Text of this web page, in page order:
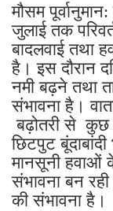
मौसम
जुलाई तक
बादलवाई तथा
है। इस दौरान
नमी बढ़ने तथा
संभावना है।
बढ़ोतरी से
छिटपुट
मानसूनी हवाओं
संभावना बन
की संभावना है।